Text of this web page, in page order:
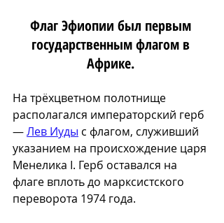
Флаг Эфиопии был первым
государственным флагом в
Африке.
На трёхцветном полотнище
располагался императорский герб
— Лев Иуды с флагом, служивший
указанием на происхождение царя
Менелика I. Герб оставался на
флаге вплоть до марксистского
переворота 1974 года.